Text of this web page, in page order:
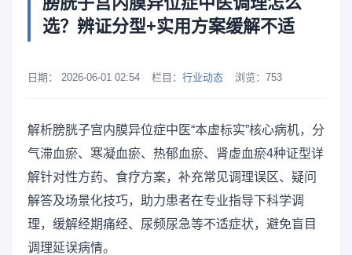
选？辨证分型+实用方案缓解不适
日期： 2026-06-01 02:54 栏目： 行业动态 浏览： 753
解析膀胱子宫内膜异位症中医“本虚标实”核心病机，分
气滞血瘀、寒凝血瘀、热郁血瘀、肾虚血瘀4种证型详
解针对性方药、食疗方案，补充常见调理误区、疑问
解答及场景化技巧，助力患者在专业指导下科学调
理，缓解经期痛经、尿频尿急等不适症状，避免盲目
调理延误病情。